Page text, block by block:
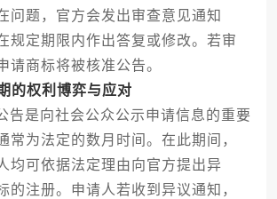
问题，官方会发出审查意见通知
规定期限内作出答复或修改。若审
请商标将被核准公告。
的权利博弈与应对
是向社会公众公示申请信息的重要
常为法定的数月时间。在此期间，
均可依据法定理由向官方提出异
的注册。申请人若收到异议通知，